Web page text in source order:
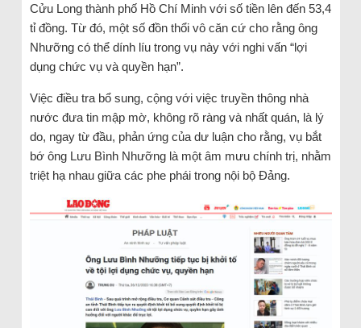
Cửu Long thành phố Hồ Chí Minh với số tiền lên đến 53,4
tỉ đồng. Từ đó, một số đồn thổi vô căn cứ cho rằng ông
Nhưỡng có thể dính líu trong vụ này với nghi vấn “lợi
dụng chức vụ và quyền hạn”.
Việc điều tra bổ sung, cộng với việc truyền thông nhà
nước đưa tin mập mờ, không rõ ràng và nhất quán, là lý
do, ngay từ đầu, phản ứng của dư luận cho rằng, vụ bắt
bớ ông Lưu Bình Nhưỡng là một âm mưu chính trị, nhằm
triệt hạ nhau giữa các phe phái trong nội bộ Đảng.